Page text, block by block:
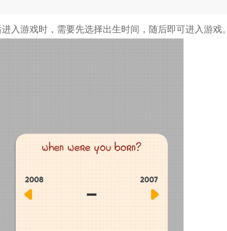
入游戏时，需要先选择出生时间，随后即可进入游戏。